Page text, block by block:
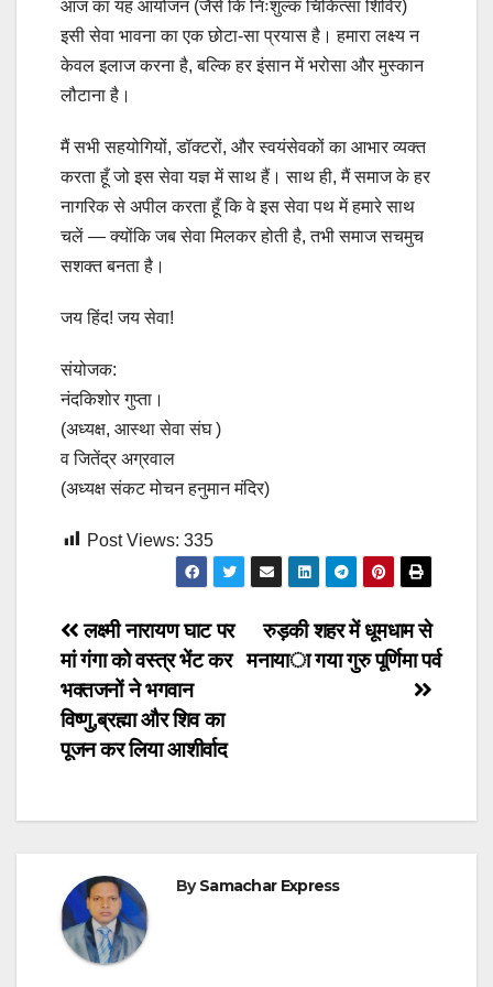
आज का यह आयोजन (जैसे कि निःशुल्क चिकित्सा शिविर)
इसी सेवा भावना का एक छोटा-सा प्रयास है। हमारा लक्ष्य न
केवल इलाज करना है, बल्कि हर इंसान में भरोसा और मुस्कान
लौटाना है।
मैं सभी सहयोगियों, डॉक्टरों, और स्वयंसेवकों का आभार व्यक्त
करता हूँ जो इस सेवा यज्ञ में साथ हैं। साथ ही, मैं समाज के हर
नागरिक से अपील करता हूँ कि वे इस सेवा पथ में हमारे साथ
चलें — क्योंकि जब सेवा मिलकर होती है, तभी समाज सचमुच
सशक्त बनता है।
जय हिंद! जय सेवा!
संयोजक:
नंदकिशोर गुप्ता।
(अध्यक्ष, आस्था सेवा संघ )
व जितेंद्र अग्रवाल
(अध्यक्ष संकट मोचन हनुमान मंदिर)
Post Views: 335
Post
navigation
रुड़की शहर में धूमधाम से
मनाया गया गुरु पूर्णिमा पर्व
लक्ष्मी नारायण घाट पर
मां गंगा को वस्त्र भेंट कर
भक्तजनों ने भगवान
विष्णु,ब्रह्मा और शिव का
पूजन कर लिया आशीर्वाद
BySamachar Express